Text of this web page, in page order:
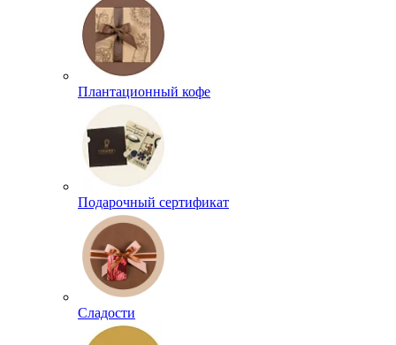
Плантационный кофе
Подарочный сертификат
Сладости